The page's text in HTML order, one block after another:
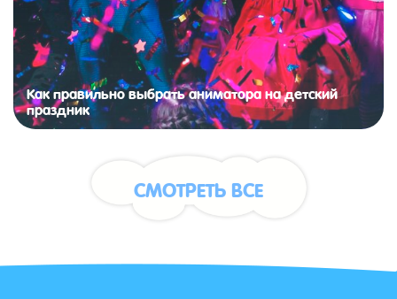
Как правильно выбрать аниматора на детский
праздник
СМОТРЕТЬ ВСЕ